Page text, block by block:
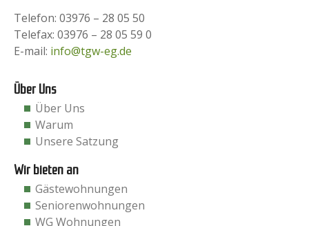
Telefon: 03976 – 28 05 50
Telefax: 03976 – 28 05 59 0
E-mail: info@tgw-eg.de
Über Uns
Über Uns
Warum
Unsere Satzung
Wir bieten an
Gästewohnungen
Seniorenwohnungen
WG Wohnungen